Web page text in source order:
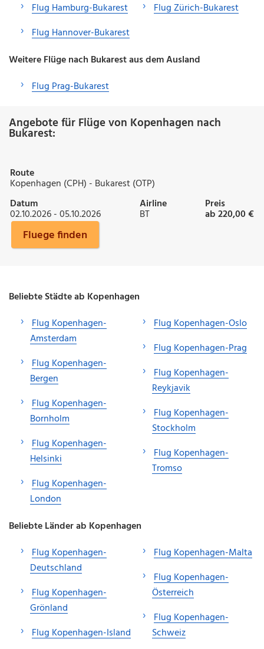
Flug Hamburg-Bukarest
Flug Hannover-Bukarest
Flug Zürich-Bukarest
Weitere Flüge nach Bukarest aus dem Ausland
Flug Prag-Bukarest
Angebote für Flüge von Kopenhagen nach
Bukarest:
Route
Kopenhagen (CPH) - Bukarest (OTP)
Datum
02.10.2026 - 05.10.2026
Airline
BT
Preis
ab 220,00 €
Fluege finden
Beliebte Städte ab Kopenhagen
Flug Kopenhagen-
Amsterdam
Flug Kopenhagen-
Bergen
Flug Kopenhagen-
Bornholm
Flug Kopenhagen-
Helsinki
Flug Kopenhagen-
London
Flug Kopenhagen-Oslo
Flug Kopenhagen-Prag
Flug Kopenhagen-
Reykjavik
Flug Kopenhagen-
Stockholm
Flug Kopenhagen-
Tromso
Beliebte Länder ab Kopenhagen
Flug Kopenhagen-
Deutschland
Flug Kopenhagen-
Grönland
Flug Kopenhagen-Island
Flug Kopenhagen-Malta
Flug Kopenhagen-
Österreich
Flug Kopenhagen-
Schweiz